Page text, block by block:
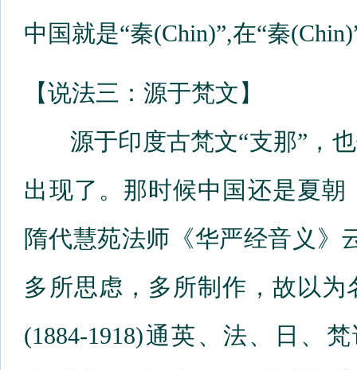
中国就是“秦(Chin)”,在“秦
【说法三：源于梵文】
源于印度古梵文“支那”，也
出现了。那时候中国还是夏
隋代慧苑法师《华严经音义》
多所思虑，多所制作，故以
(1884-1918)通英、法、日、